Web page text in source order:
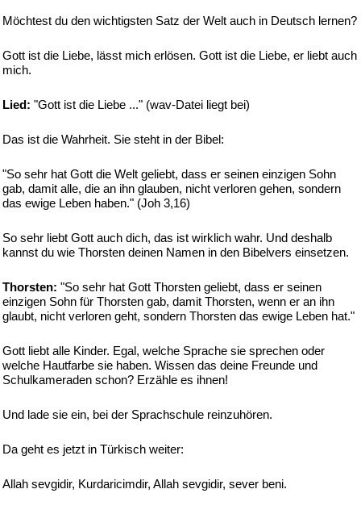
Möchtest du den wichtigsten Satz der Welt auch in Deutsch lernen?
Gott ist die Liebe, lässt mich erlösen. Gott ist die Liebe, er liebt auch
mich.
Lied: "Gott ist die Liebe ..." (wav-Datei liegt bei)
Das ist die Wahrheit. Sie steht in der Bibel:
"So sehr hat Gott die Welt geliebt, dass er seinen einzigen Sohn
gab, damit alle, die an ihn glauben, nicht verloren gehen, sondern
das ewige Leben haben." (Joh 3,16)
So sehr liebt Gott auch dich, das ist wirklich wahr. Und deshalb
kannst du wie Thorsten deinen Namen in den Bibelvers einsetzen.
Thorsten: "So sehr hat Gott Thorsten geliebt, dass er seinen
einzigen Sohn für Thorsten gab, damit Thorsten, wenn er an ihn
glaubt, nicht verloren geht, sondern Thorsten das ewige Leben hat."
Gott liebt alle Kinder. Egal, welche Sprache sie sprechen oder
welche Hautfarbe sie haben. Wissen das deine Freunde und
Schulkameraden schon? Erzähle es ihnen!
Und lade sie ein, bei der Sprachschule reinzuhören.
Da geht es jetzt in Türkisch weiter:
Allah sevgidir, Kurdaricimdir, Allah sevgidir, sever beni.